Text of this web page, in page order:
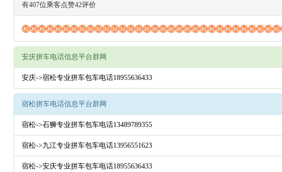
有407位乘客点赞42评价
安庆拼车电话信息平台群网
安庆->宿松专业拼车包车电话18955636433
宿松拼车电话信息平台群网
宿松->石狮专业拼车包车电话13489789355
宿松->九江专业拼车包车电话13956551623
宿松->安庆专业拼车包车电话18955636433